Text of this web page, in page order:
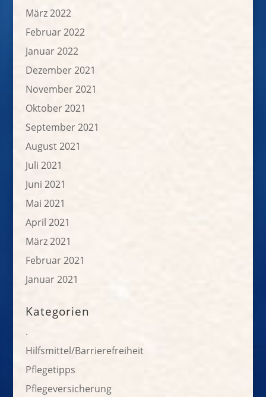
März 2022
Februar 2022
Januar 2022
Dezember 2021
November 2021
Oktober 2021
September 2021
August 2021
Juli 2021
Juni 2021
Mai 2021
April 2021
März 2021
Februar 2021
Januar 2021
Kategorien
.
Hilfsmittel/Barrierefreiheit
Pflegetipps
Pflegeversicherung